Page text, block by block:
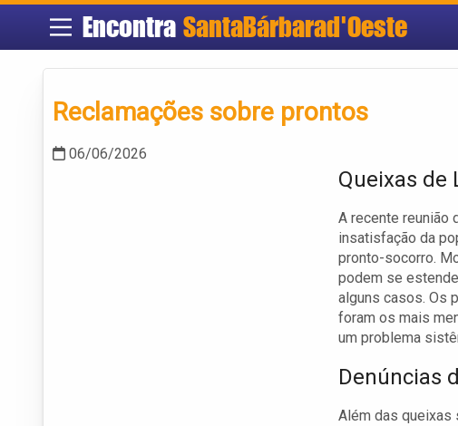
Encontra SantaBárbarad'Oeste
Reclamações sobre prontos
06/06/2026
Queixas de
A recente reunião
insatisfação da
pronto-socorro.
podem se
alguns casos. Os
foram os mais
um problema
Denúncias
Além das queixas